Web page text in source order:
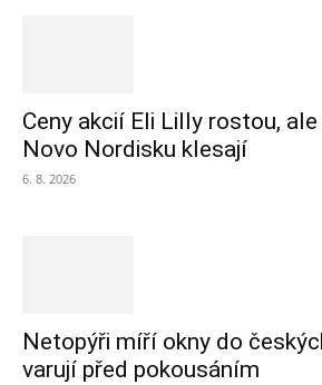
Ceny akcií Eli Lilly rostou,
Novo Nordisku klesají
6. 8. 2026
Netopýři míří okny do
varují před pokousáním